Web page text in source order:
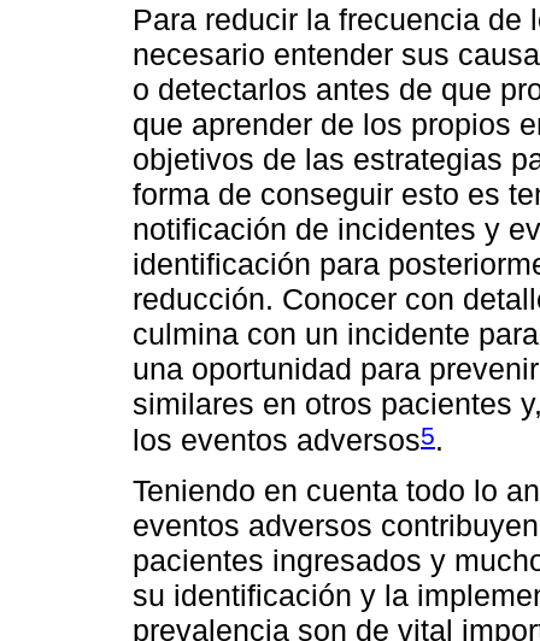
Para reducir la frecuencia de
necesario entender sus
o detectarlos antes de que
que aprender de los propios
objetivos de las estrategias
forma de conseguir esto es
notificación de incidentes y
identificación para
reducción. Conocer con
culmina con un incidente
una oportunidad para
similares en otros pacientes
los eventos adversos5.
Teniendo en cuenta todo lo
eventos adversos
pacientes ingresados y
su identificación y la
prevalencia son de vital